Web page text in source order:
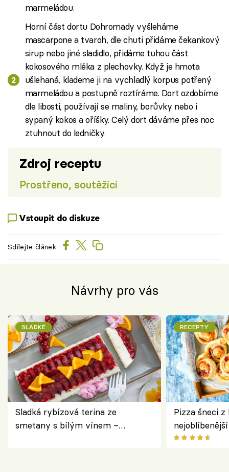
marmeládou.
Horní část dortu Dohromady vyšleháme
mascarpone a tvaroh, dle chuti přidáme čekankový
sirup nebo jiné sladidlo, přidáme tuhou část
kokosového mléka z plechovky. Když je hmota
ušlehaná, klademe ji na vychladlý korpus potřený
marmeládou a postupně roztíráme. Dort ozdobíme
dle libosti, používají se maliny, borůvky nebo i
sypaný kokos a oříšky. Celý dort dáváme přes noc
ztuhnout do ledničky.
Zdroj receptu
Prostřeno, soutěžící
Vstoupit do diskuze
Sdílejte článek
Návrhy pro vás
SLADKÉ
Sladká rybízová terina ze
smetany s bílým vínem –
RECEPTY
Pizza šneci